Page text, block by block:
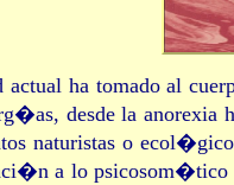
actual ha tomado al
desde la
naturistas o
a lo